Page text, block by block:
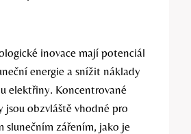
inovace mají potenciál
energie a snížit náklady
elektřiny. Koncentrované
jsou obzvláště vhodné pro
slunečním zářením, jako je